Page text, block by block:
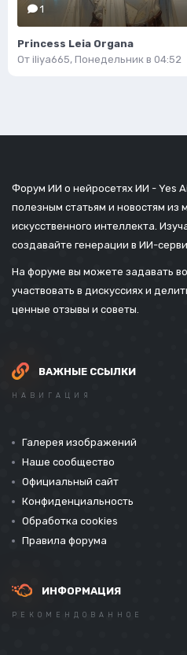
1
Princess Leia Organa
От iliya665, Понедельник в 04:52
Форум ИИ о нейросетях ИИ - Yes
полезным статьям и новостям из
искусственного интеллекта.
создавайте генерации в ИИ-
На форуме вы можете задавать
участвовать в дискуссиях и
ценные отзывы и советы.
ВАЖНЫЕ ССЫЛКИ
НАВИГАЦИЯ
Галерея изображений
Наше сообщество
Официальный сайт
Конфиденциальность
Обработка cookies
Правила форума
ИНФОРМАЦИЯ
РЕКОМЕНДОВАННОЕ